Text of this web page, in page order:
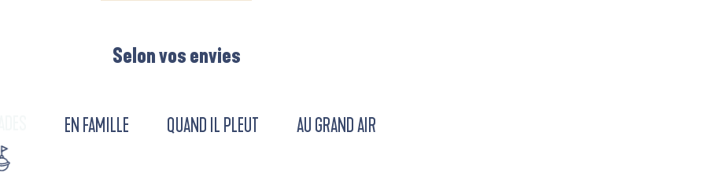
Selon vos envies
EN FAMILLE QUAND IL PLEUT AU GRAND AIR